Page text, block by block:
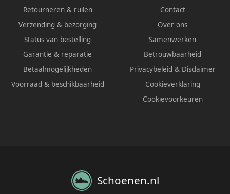
Retourneren & ruilen
Verzending & bezorging
Status van bestelling
Garantie & reparatie
Betaalmogelijkheden
Voorraad & beschikbaarheid
Contact
Over ons
Samenwerken
Betrouwbaarheid
Privacybeleid & Disclaimer
Cookieverklaring
Cookievoorkeuren
Schoenen.nl